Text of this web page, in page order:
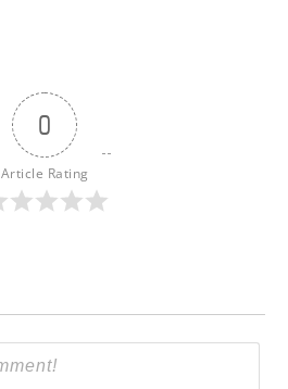
0
Article Rating